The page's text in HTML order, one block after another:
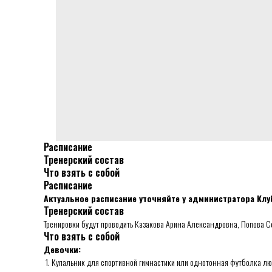
Расписание
Тренерский состав
Что взять с собой
Расписание
Актуальное расписание уточняйте у администратора
Тренерский состав
Тренировки будут проводить Казакова Арина Александровна,
Что взять с собой
Девочки:
1. Купальник для спортивной гимнастики или однотонная футболка